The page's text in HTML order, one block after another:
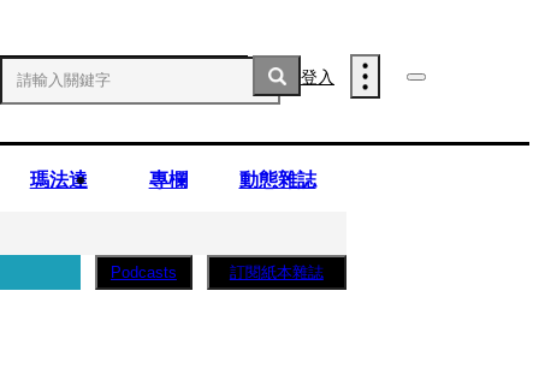
登入
瑪法達 專欄 動態雜誌
Podcasts 訂閱紙本雜誌